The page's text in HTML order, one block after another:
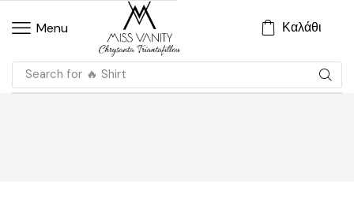
Menu Καλάθι
Search for 🔥 Shirt